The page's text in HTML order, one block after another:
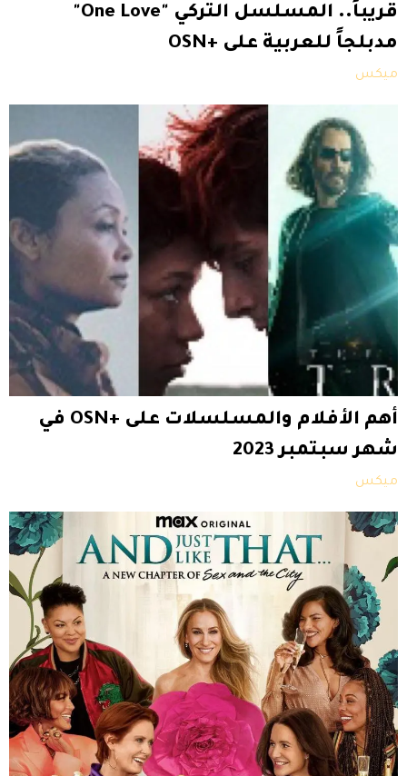
قريباً.. المسلسل التركي "One Love"
مدبلجاً للعربية على +OSN
ميكس
أهم الأفلام والمسلسلات على +OSN في
شهر سبتمبر 2023
ميكس